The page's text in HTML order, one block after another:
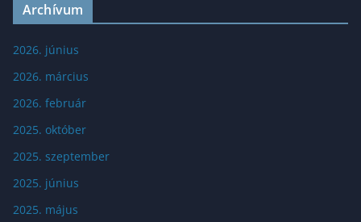
Archívum
2026. június
2026. március
2026. február
2025. október
2025. szeptember
2025. június
2025. május